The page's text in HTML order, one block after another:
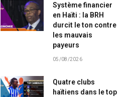
Système financier
en Haïti : la BRH
durcit le ton contre
les mauvais
payeurs
05/08/2026
Quatre clubs
haïtiens dans le top